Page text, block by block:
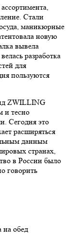
Стали
маникюрные
новую
вывела
разработка
для
пользуются
ZWILLING
и тесно
Сегодня это
расширяться
данным
странах,
в России было
говорить
на обед